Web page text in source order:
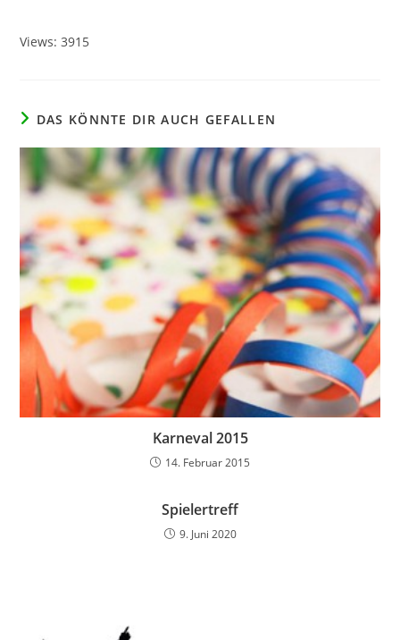
Views: 3915
DAS KÖNNTE DIR AUCH GEFALLEN
Karneval 2015
14. Februar 2015
Spielertreff
9. Juni 2020